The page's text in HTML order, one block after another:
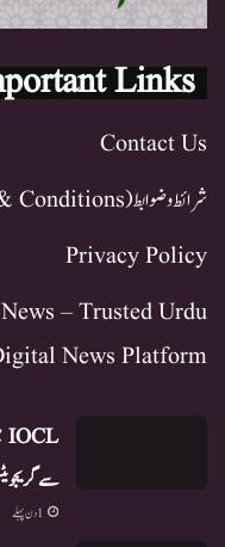
Links
Contact Us
شرائط و ضوابط (Terms & Conditions)
Privacy Policy
– Trusted Urdu
News Platform
سے
1 دن پہلے